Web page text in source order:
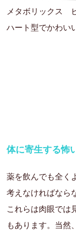
メタボリックス
ハート型でかわい
体に寄生する怖
薬を飲んでも全く
考えなければなら
これらは肉眼では
もあります。当然